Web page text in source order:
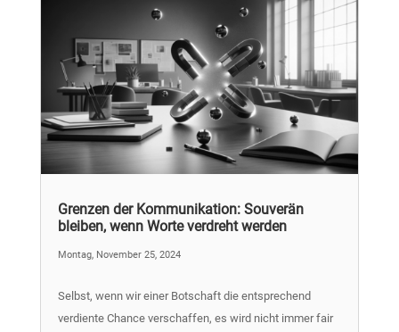
Grenzen der Kommunikation: Souverän
bleiben, wenn Worte verdreht werden
Montag, November 25, 2024
Selbst, wenn wir einer Botschaft die entsprechend
verdiente Chance verschaffen, es wird nicht immer fair